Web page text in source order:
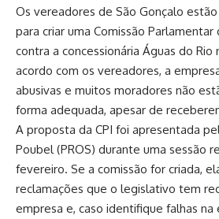
Os vereadores de São Gonçalo
para criar uma Comissão Parlamentar
contra a concessionária Águas do Rio
acordo com os vereadores, a
abusivas e muitos moradores não
forma adequada, apesar de
A proposta da CPI foi apresentada
Poubel (PROS) durante uma sessão
fevereiro. Se a comissão for criada,
reclamações que o legislativo tem
empresa e, caso identifique falhas